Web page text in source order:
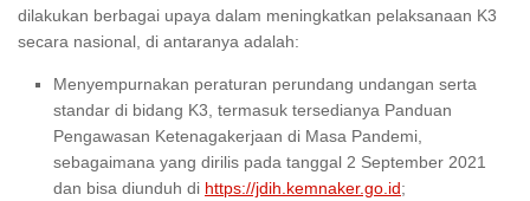
dilakukan berbagai upaya dalam meningkatkan pelaksanaan K3
secara nasional, di antaranya adalah:
Menyempurnakan peraturan perundang­ undangan serta
standar di bidang K3, termasuk tersedianya Panduan
Pengawasan Ketenagakerjaan di Masa Pandemi,
sebagaimana yang dirilis pada tanggal 2 September 2021
dan bisa diunduh di https://jdih.kemnaker.go.id;